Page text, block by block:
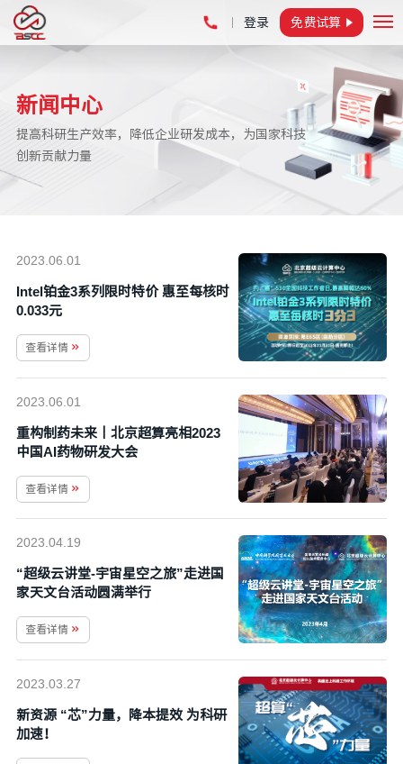
登录 免费试算
2023.06.01
Intel铂金3系列限时特价 惠至每核时
0.033元
查看详情
2023.06.01
重构制药未来丨北京超算亮相2023
中国AI药物研发大会
查看详情
2023.04.19
“超级云讲堂-宇宙星空之旅”走进国
家天文台活动圆满举行
查看详情
2023.03.27
新资源 “芯”力量，降本提效 为科研
加速！